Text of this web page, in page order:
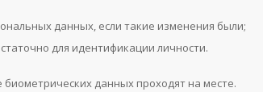
данных, если такие изменения были;
для идентификации личности.
данных проходят на месте.